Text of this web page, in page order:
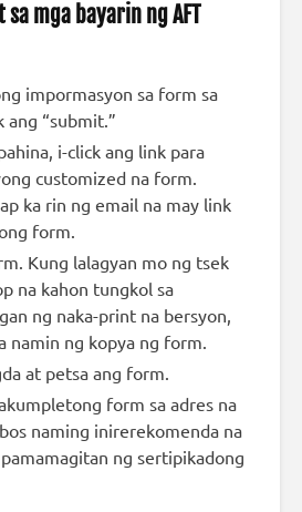
mga bayarin ng AFT
impormasyon sa form sa
ang “submit.”
i-click ang link para
customized na form.
ka rin ng email na may link
form.
Kung lalagyan mo ng tsek
na kahon tungkol sa
ng naka-print na bersyon,
namin ng kopya ng form.
at petsa ang form.
form sa adres na
naming inirerekomenda na
ng sertipikadong